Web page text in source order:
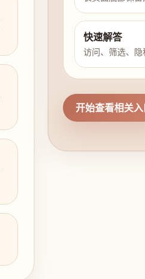
快速解答
访问、筛选、隐
开始查看相关入